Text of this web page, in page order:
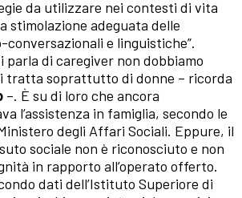
da utilizzare nei contesti di vita
stimolazione adeguata delle
conversazionali e linguistiche”.
parla di caregiver non dobbiamo
tratta soprattutto di donne – ricorda
–. È su di loro che ancora
l’assistenza in famiglia, secondo le
degli Affari Sociali. Eppure, il
sociale non è riconosciuto e non
in rapporto all’operato offerto.
dati dell’Istituto Superiore di